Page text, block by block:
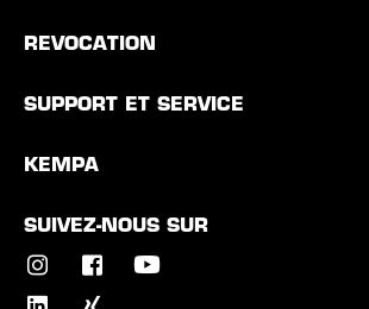
REVOCATION
SUPPORT ET SERVICE
KEMPA
SUIVEZ-NOUS SUR